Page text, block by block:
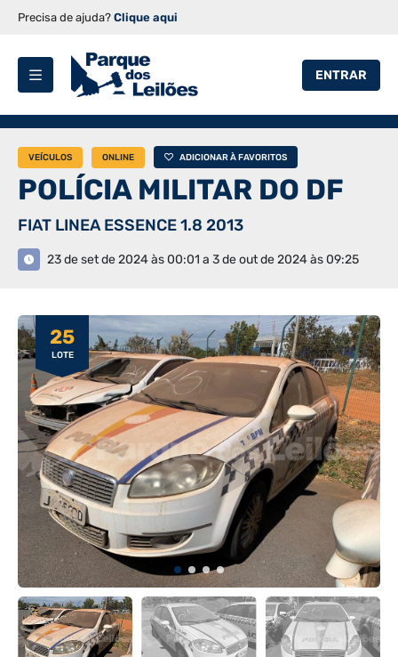
Precisa de ajuda? Clique aqui
ENTRAR
VEÍCULOS ONLINE ADICIONAR À FAVORITOS
POLÍCIA MILITAR DO DF
FIAT LINEA ESSENCE 1.8 2013
23 de set de 2024 às 00:01 a 3 de out de 2024 às 09:25
25
LOTE